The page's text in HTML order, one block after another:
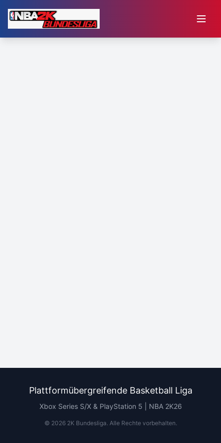
Plattformübergreifende Basketball Liga
Xbox Series S/X & PlayStation 5 | NBA 2K26
© 20262K Bundesliga. Alle Rechte vorbehalten.